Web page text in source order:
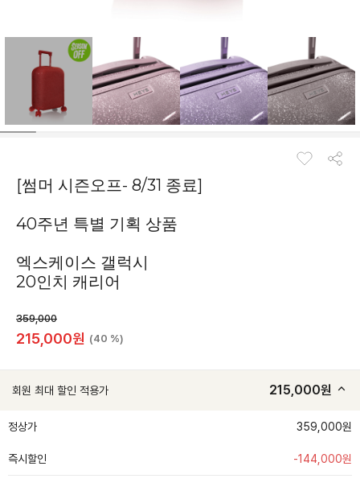
[썸머 시즌오프- 8/31 종료]
40주년 특별 기획 상품
엑스케이스 갤럭시
20인치 캐리어
359,000
215,000원 (40 %)
회원 최대 할인 적용가 215,000원
정상가 359,000원
즉시할인 -144,000원